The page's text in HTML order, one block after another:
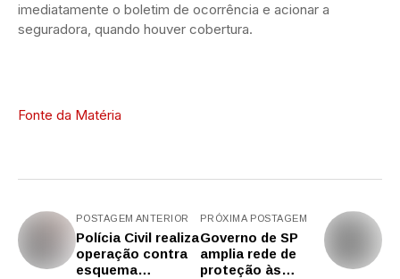
imediatamente o boletim de ocorrência e acionar a
seguradora, quando houver cobertura.
Fonte da Matéria
POSTAGEM ANTERIOR
Polícia Civil realiza
operação contra
esquema
PRÓXIMA POSTAGEM
Governo de SP
amplia rede de
proteção às